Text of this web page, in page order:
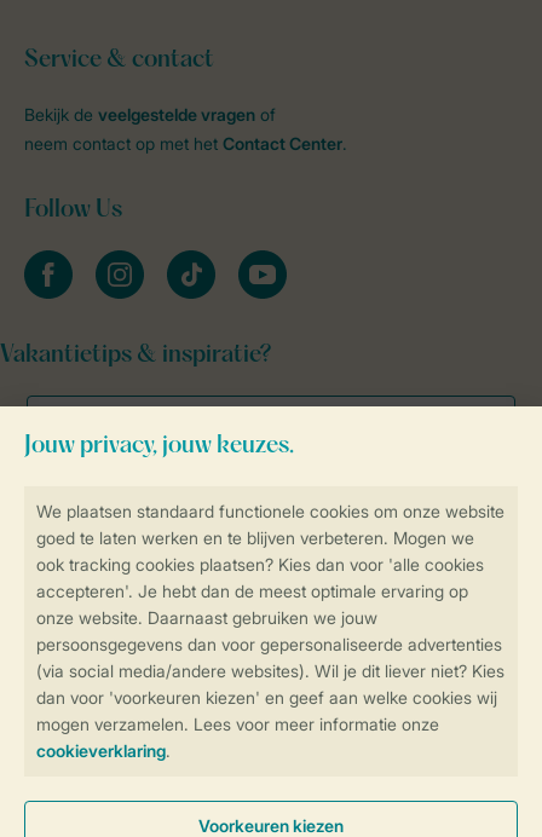
Controle over jouw gegevens &
Instellingen wijzigen
Veilig en snel online boeken
Veilige gegevensoverdracht
Veilige betaling
Service & contact
Bekijk de veelgestelde vragen of
neem contact op met het Contact Center.
Follow Us
facebookinstagramtiktok youtube
Vakantietips & inspiratie?